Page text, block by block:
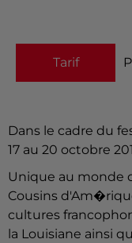
Tarif
Dans le cadre du
17 au 20 octobre
Unique au monde
Cousins
cultures
la Louisiane ainsi